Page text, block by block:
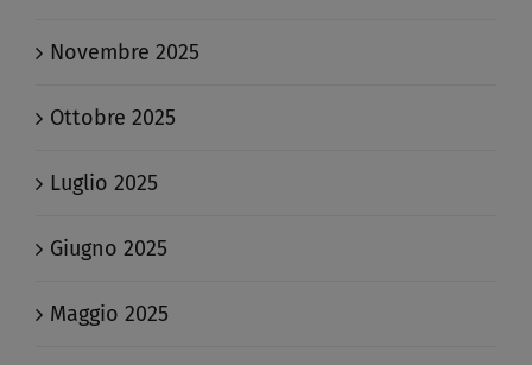
Novembre 2025
Ottobre 2025
Luglio 2025
Giugno 2025
Maggio 2025